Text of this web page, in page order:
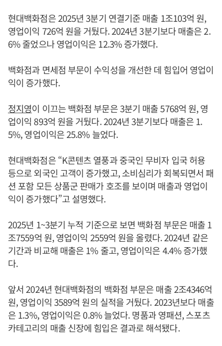
현대백화점은 2025년 3분기 연결기준 매출 1조103억 원,
영업이익 726억 원을 거뒀다. 2024년 3분기보다 매출은 2.
6% 줄었으나 영업이익은 12.3% 증가했다.
백화점과 면세점 부문이 수익성을 개선한 데 힘입어 영업이
익이 증가했다.
정지영이 이끄는 백화점 부문은 3분기 매출 5768억 원, 영
업이익 893억 원을 거뒀다. 2024년 3분기보다 매출은 1.
5%, 영업이익은 25.8% 늘었다.
현대백화점은 “K콘텐츠 열풍과 중국인 무비자 입국 허용
등으로 외국인 고객이 증가했고, 소비심리가 회복되면서 패
션 포함 모든 상품군 판매가 호조를 보이며 매출과 영업이
익이 증가했다”고 설명했다.
2025년 1~3분기 누적 기준으로 보면 백화점 부문은 매출 1
조7559억 원, 영업이익 2559억 원을 올렸다. 2024년 같은
기간과 비교해 매출은 1% 줄고, 영업이익은 4.4% 증가했
다.
앞서 2024년 현대백화점의 백화점 부문은 매출 2조4346억
원, 영업이익 3589억 원의 실적을 거뒀다. 2023년보다 매출
은 1.3%, 영업이익은 0.8% 늘었다. 명품과 영패션, 스포츠
카테고리의 매출 신장에 힘입은 결과로 해석됐다.